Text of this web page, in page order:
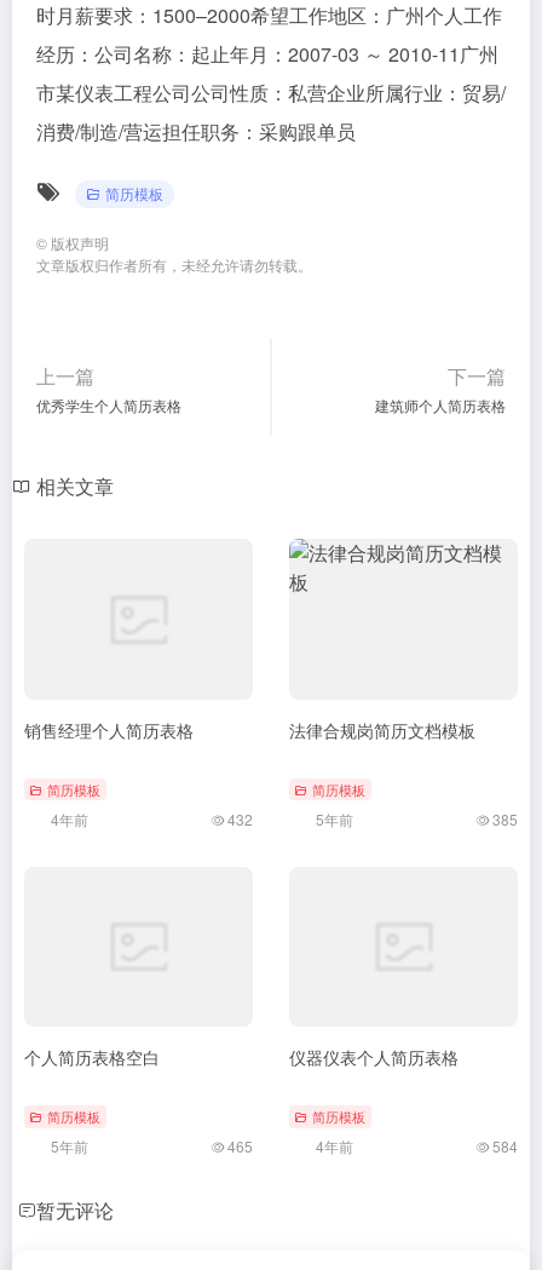
时月薪要求：1500–2000希望工作地区：广州个人工作
经历：公司名称：起止年月：2007-03 ～ 2010-11广州
市某仪表工程公司公司性质：私营企业所属行业：贸易/
消费/制造/营运担任职务：采购跟单员
简历模板
© 版权声明
文章版权归作者所有，未经允许请勿转载。
上一篇
优秀学生个人简历表格
下一篇
建筑师个人简历表格
相关文章
销售经理个人简历表格
简历模板
4年前 432
法律合规岗简历文档模板
简历模板
5年前 385
个人简历表格空白
简历模板
5年前 465
仪器仪表个人简历表格
简历模板
4年前 584
暂无评论